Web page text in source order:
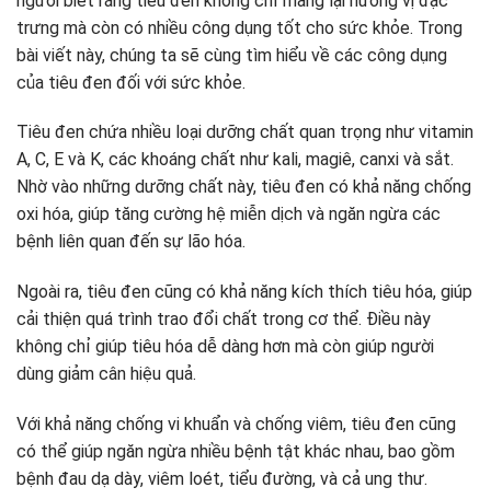
trưng mà còn có nhiều công dụng tốt cho sức khỏe. Trong
bài viết này, chúng ta sẽ cùng tìm hiểu về các công dụng
của tiêu đen đối với sức khỏe.
Tiêu đen chứa nhiều loại dưỡng chất quan trọng như vitamin
A, C, E và K, các khoáng chất như kali, magiê, canxi và sắt.
Nhờ vào những dưỡng chất này, tiêu đen có khả năng chống
oxi hóa, giúp tăng cường hệ miễn dịch và ngăn ngừa các
bệnh liên quan đến sự lão hóa.
Ngoài ra, tiêu đen cũng có khả năng kích thích tiêu hóa, giúp
cải thiện quá trình trao đổi chất trong cơ thể. Điều này
không chỉ giúp tiêu hóa dễ dàng hơn mà còn giúp người
dùng giảm cân hiệu quả.
Với khả năng chống vi khuẩn và chống viêm, tiêu đen cũng
có thể giúp ngăn ngừa nhiều bệnh tật khác nhau, bao gồm
bệnh đau dạ dày, viêm loét, tiểu đường, và cả ung thư.